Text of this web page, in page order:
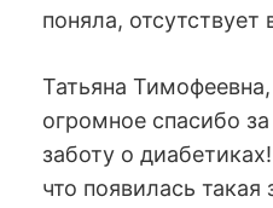
поняла, отсутствует
Татьяна
огромное спасибо
заботу о
что появилась такая